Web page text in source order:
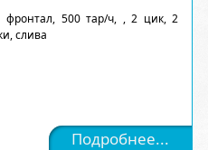
500 тар/ч, , 2 цик, 2
слива
Подробнее...